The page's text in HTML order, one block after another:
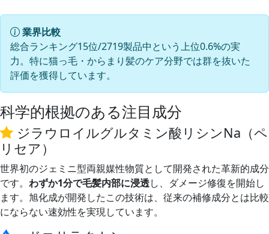
業界比較
総合ランキング15位/2719製品中という上位0.6%の実
力。特に猫っ毛・からまり髪のケア分野では群を抜いた
評価を獲得しています。
科学的根拠のある注目成分
ジラウロイルグルタミン酸リシンNa（ペ
リセア）
世界初のジェミニ型両親媒性物質として開発された革新的成分
です。 わずか1分で毛髪内部に浸透し、ダメージ修復を開始し
ます。旭化成が開発したこの技術は、従来の補修成分とは比較
にならない速効性を実現しています。